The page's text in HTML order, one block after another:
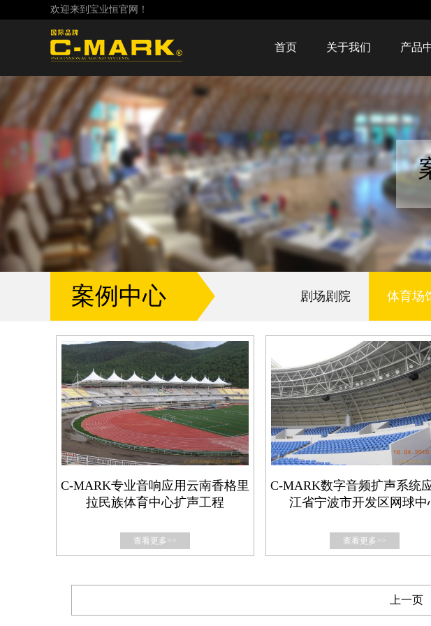
欢迎来到宝业恒官网！
首页 关于我们 产品
案例中心 剧场剧院 体育场
C-MARK专业音响应用云南香格里
拉民族体育中心扩声工程
查看更多>>
C-MARK数字音频扩声系统
江省宁波市开发区网球中
查看更多>>
上一页